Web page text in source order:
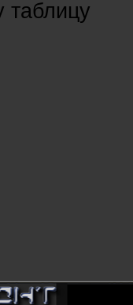
таблицу